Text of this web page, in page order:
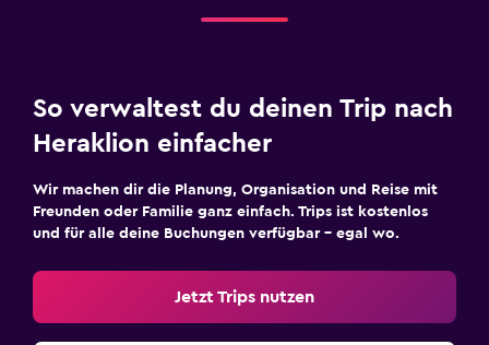
So verwaltest du deinen Trip nach
Heraklion einfacher
Wir machen dir die Planung, Organisation und Reise mit
Freunden oder Familie ganz einfach. Trips ist kostenlos
und für alle deine Buchungen verfügbar – egal wo.
Jetzt Trips nutzen